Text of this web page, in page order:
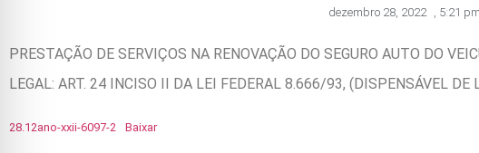
dezembro 28, 2022 , 5:21 pm
PRESTAÇÃO DE SERVIÇOS NA RENOVAÇÃO DO SEGURO AUTO DO
LEGAL: ART. 24 INCISO II DA LEI FEDERAL 8.666/93, (DISPENSÁVEL DE
28.12ano-xxii-6097-2 Baixar